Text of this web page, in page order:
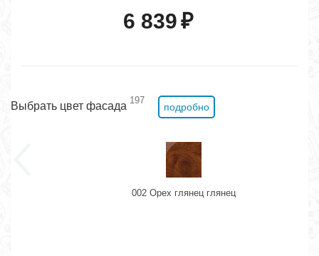
6 839₽
Выбрать цвет фасада 197
подробно
002 Орех глянец глянец